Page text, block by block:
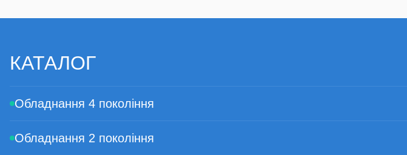
КАТАЛОГ
Обладнання 4 покоління
Обладнання 2 покоління